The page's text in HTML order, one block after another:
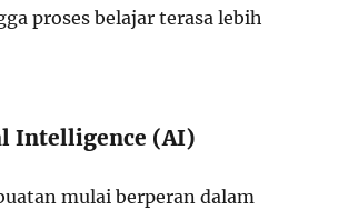
proses belajar terasa lebih
Intelligence (AI)
mulai berperan dalam